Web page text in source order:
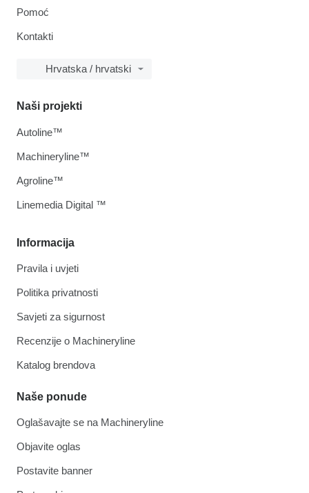
Pomoć
Kontakti
Hrvatska / hrvatski
Informacija
Pravila i uvjeti
Politika privatnosti
Savjeti za sigurnost
Recenzije o Machineryline
Katalog brendova
Naše ponude
Oglašavajte se na Machineryline
Objavite oglas
Postavite banner
Naši projekti
Autoline™
Machineryline™
Agroline™
Linemedia Digital ™